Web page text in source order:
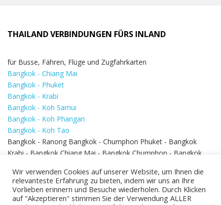
THAILAND VERBINDUNGEN FÜRS INLAND
für Busse, Fähren, Flüge und Zugfahrkarten
Bangkok - Chiang Mai
Bangkok - Phuket
Bangkok - Krabi
Bangkok - Koh Samui
Bangkok - Koh Phangan
Bangkok - Koh Tao
Bangkok - Ranong Bangkok - Chumphon Phuket - Bangkok
Krabi - Bangkok Chiang Mai - Bangkok Chumphon - Bangkok
Bangkok - Hua Hin
Wir verwenden Cookies auf unserer Website, um Ihnen die
relevanteste Erfahrung zu bieten, indem wir uns an Ihre
Vorlieben erinnern und Besuche wiederholen. Durch Klicken
auf "Akzeptieren" stimmen Sie der Verwendung ALLER